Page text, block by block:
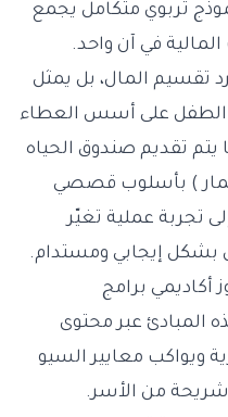
تربوي متكامل يجمع
في آن واحد.
تقسيم المال، بل يمثل
الطفل على أسس العطاء
تقديم صندوق الحياه
) بأسلوب قصصي
تجربة عملية تغيّر
بشكل إيجابي ومستدام.
أكاديمي برامج
عبر محتوى
ويواكب معايير السيو
شريحة من الأسر.